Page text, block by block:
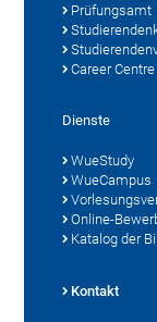
Prüfungsamt
Career Centre
Dienste
WueStudy
WueCampus
Online-
Katalog der
Kontakt